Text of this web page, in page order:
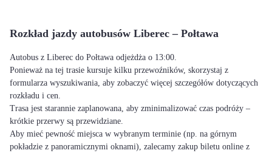
Rozkład jazdy autobusów Liberec – Połtawa
Autobus z Liberec do Połtawa odjeżdża o 13:00.
Ponieważ na tej trasie kursuje kilku przewoźników, skorzystaj z
formularza wyszukiwania, aby zobaczyć więcej szczegółów dotyczących
rozkładu i cen.
Trasa jest starannie zaplanowana, aby zminimalizować czas podróży –
krótkie przerwy są przewidziane.
Aby mieć pewność miejsca w wybranym terminie (np. na górnym
pokładzie z panoramicznymi oknami), zalecamy zakup biletu online z